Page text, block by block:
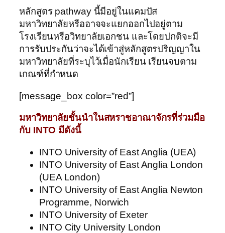
หลักสูตร pathway นี้มีอยู่ในแคมปัส
มหาวิทยาลัยหรืออาจจะแยกออกไปอยู่ตาม
โรงเรียนหรือวิทยาลัยเอกชน และโดยปกติจะมี
การรับประกันว่าจะได้เข้าสู่หลักสูตรปริญญาใน
มหาวิทยาลัยที่ระบุไว้เมื่อนักเรียน เรียนจบตาม
เกณฑ์ที่กำหนด
[message_box color=”red”]
มหาวิทยาลัยชั้นนำในสหราชอาณาจักรที่ร่วมมือ
กับ INTO มีดังนี้
INTO University of East Anglia (UEA)
INTO University of East Anglia London
(UEA London)
INTO University of East Anglia Newton
Programme, Norwich
INTO University of Exeter
INTO City University London